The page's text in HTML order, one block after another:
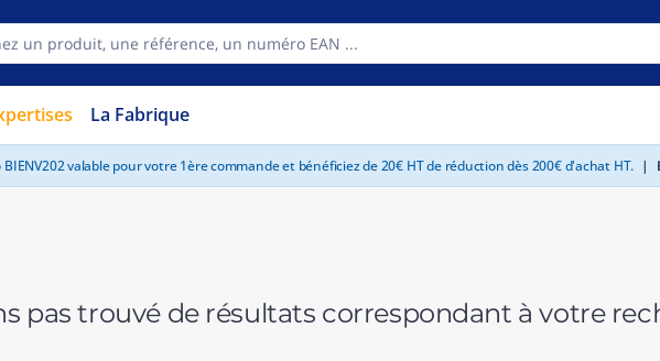
La Fabrique
valable pour votre 1ère commande et bénéficiez de 20€ HT de réduction dès 200€ d'achat HT. |
pas trouvé de résultats correspondant à votre